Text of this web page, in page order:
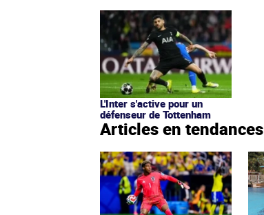
L'Inter s'active pour un
défenseur de Tottenham
Articles en tendances